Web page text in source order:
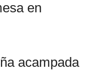
en
acampada